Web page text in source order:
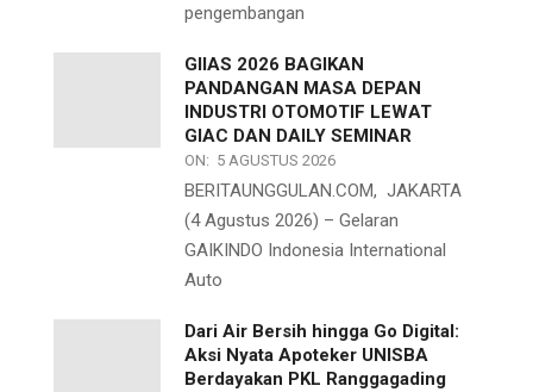
pengembangan
GIIAS 2026 BAGIKAN
PANDANGAN MASA DEPAN
INDUSTRI OTOMOTIF LEWAT
GIAC DAN DAILY SEMINAR
ON: 5 AGUSTUS 2026
BERITAUNGGULAN.COM, JAKARTA
(4 Agustus 2026) – Gelaran
GAIKINDO Indonesia International
Auto
Dari Air Bersih hingga Go Digital:
Aksi Nyata Apoteker UNISBA
Berdayakan PKL Ranggagading